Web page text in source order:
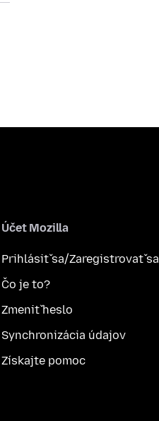
Účet Mozilla
Prihlásiť sa/Zaregistrovať sa
Čo je to?
Zmeniť heslo
Synchronizácia údajov
Získajte pomoc